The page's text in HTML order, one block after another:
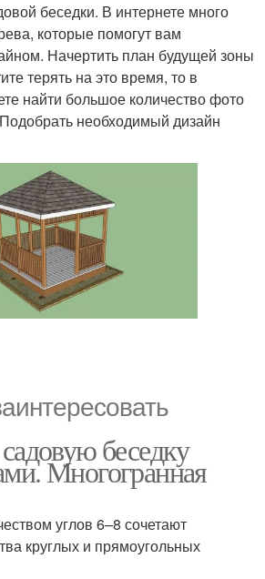
беседки. В интернете много
которые помогут вам
Начертить план будущей зоны
терять на это время, то в
найти большое количество фото
необходимый дизайн
беседку
Многогранная
углов 6–8 сочетают
круглых и прямоугольных